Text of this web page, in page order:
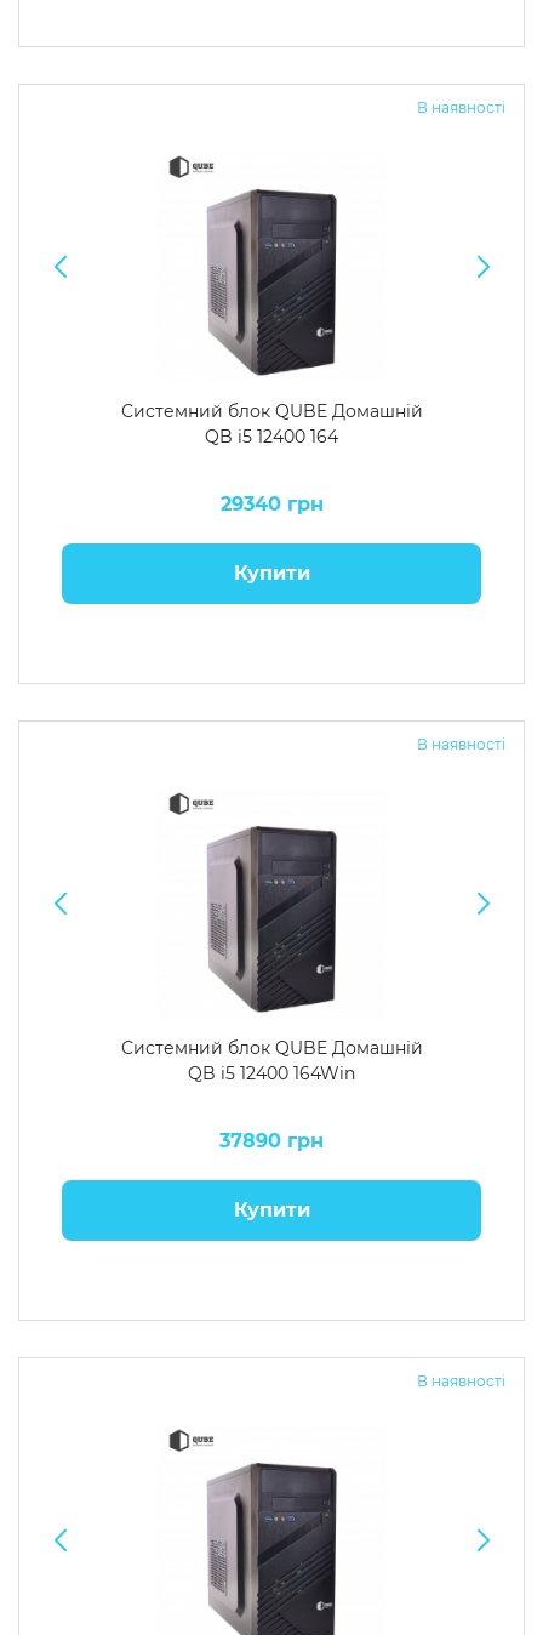
В наявності
Системний блок QUBE Домашній
QB i5 12400 164
29340 грн
Купити
В наявності
Системний блок QUBE Домашній
QB i5 12400 164Win
37890 грн
Купити
В наявності